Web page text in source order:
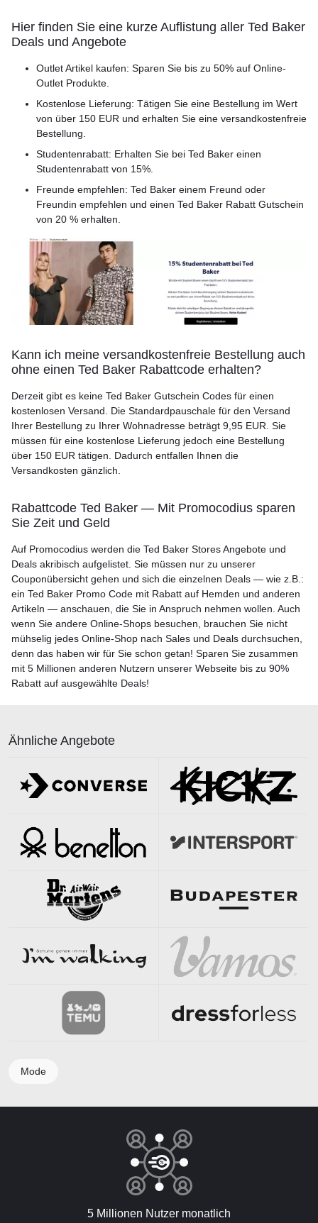
Hier finden Sie eine kurze Auflistung aller Ted Baker
Deals und Angebote
Outlet Artikel kaufen: Sparen Sie bis zu 50% auf Online-
Outlet Produkte.
Kostenlose Lieferung: Tätigen Sie eine Bestellung im Wert
von über 150 EUR und erhalten Sie eine versandkostenfreie
Bestellung.
Studentenrabatt: Erhalten Sie bei Ted Baker einen
Studentenrabatt von 15%.
Freunde empfehlen: Ted Baker einem Freund oder
Freundin empfehlen und einen Ted Baker Rabatt Gutschein
von 20 % erhalten.
Kann ich meine versandkostenfreie Bestellung auch
ohne einen Ted Baker Rabattcode erhalten?
Derzeit gibt es keine Ted Baker Gutschein Codes für einen
kostenlosen Versand. Die Standardpauschale für den Versand
Ihrer Bestellung zu Ihrer Wohnadresse beträgt 9,95 EUR. Sie
müssen für eine kostenlose Lieferung jedoch eine Bestellung
über 150 EUR tätigen. Dadurch entfallen Ihnen die
Versandkosten gänzlich.
Rabattcode Ted Baker — Mit Promocodius sparen
Sie Zeit und Geld
Auf Promocodius werden die Ted Baker Stores Angebote und
Deals akribisch aufgelistet. Sie müssen nur zu unserer
Couponübersicht gehen und sich die einzelnen Deals — wie z.B.:
ein Ted Baker Promo Code mit Rabatt auf Hemden und anderen
Artikeln — anschauen, die Sie in Anspruch nehmen wollen. Auch
wenn Sie andere Online-Shops besuchen, brauchen Sie nicht
mühselig jedes Online-Shop nach Sales und Deals durchsuchen,
denn das haben wir für Sie schon getan! Sparen Sie zusammen
mit 5 Millionen anderen Nutzern unserer Webseite bis zu 90%
Rabatt auf ausgewählte Deals!
Ähnliche Angebote
Mode
5 Millionen Nutzer monatlich